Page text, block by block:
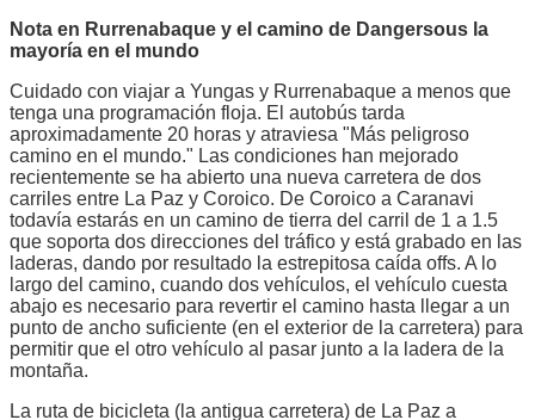
Nota en Rurrenabaque y el camino de Dangersous la
mayoría en el mundo
Cuidado con viajar a Yungas y Rurrenabaque a menos que
tenga una programación floja. El autobús tarda
aproximadamente 20 horas y atraviesa "Más peligroso
camino en el mundo." Las condiciones han mejorado
recientemente se ha abierto una nueva carretera de dos
carriles entre La Paz y Coroico. De Coroico a Caranavi
todavía estarás en un camino de tierra del carril de 1 a 1.5
que soporta dos direcciones del tráfico y está grabado en las
laderas, dando por resultado la estrepitosa caída offs. A lo
largo del camino, cuando dos vehículos, el vehículo cuesta
abajo es necesario para revertir el camino hasta llegar a un
punto de ancho suficiente (en el exterior de la carretera) para
permitir que el otro vehículo al pasar junto a la ladera de la
montaña.
La ruta de bicicleta (la antigua carretera) de La Paz a